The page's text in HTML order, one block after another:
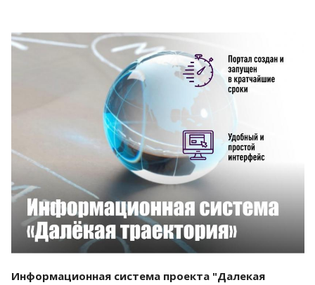
Смотреть проект
Информационная система проекта "Далекая